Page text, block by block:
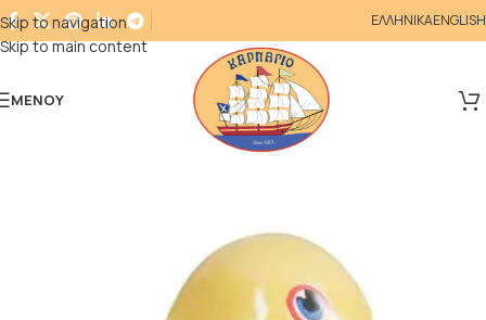
Skip to navigation
Skip to main content
ΕΛΛΗΝΙΚΑENGLISH
ΜΕΝΟΎ